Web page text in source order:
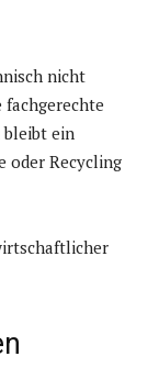
nicht
bleibt ein
oder Recycling